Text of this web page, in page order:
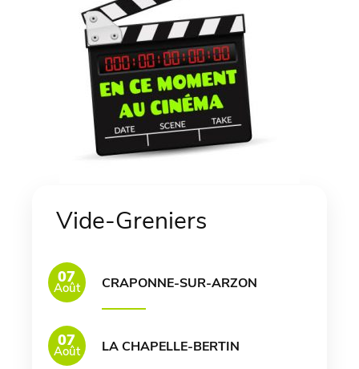
Vide-Greniers
07
Août CRAPONNE-SUR-ARZON
07
Août LA CHAPELLE-BERTIN